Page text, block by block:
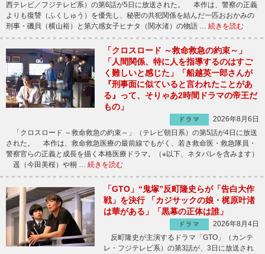
西テレビ／フジテレビ系）の第6話が5日に放送された。 本作は、警察の正義
よりも復讐（ふくしゅう）を優先し、秘密の共犯関係を結んだ一匹おおかみの
刑事・磯貝（横山裕）と第六感女子ヒナタ（関水渚）の物語 … 続きを読む
「クロスロード ～救命救急の約束～」
「人間関係、特に人を指導するのはすご
く難しいと感じた」「船越英一郎さんが
『刑事面に似ていると言われたことがあ
る』って、そりゃあ2時間ドラマの帝王だ
もの」
ドラマ
2026年8月6日
「クロスロード ～救命救急の約束～」（テレビ朝日系）の第5話が4日に放送
された。 本作は、救命救急医療の最前線でもがく、若き救命医・救急隊員・
警察官らの正義と成長を描く本格医療ドラマ。（※以下、ネタバレを含みます）
遥（今田美桜）や桐 … 続きを読む
「GTO」“鬼塚”反町隆史らが「告白大作
戦」を決行 「カジサックの娘・梶原叶渚
は華がある」「黒幕の正体は誰」
ドラマ
2026年8月4日
反町隆史が主演するドラマ「GTO」（カンテ
レ・フジテレビ系）の第3話が、3日に放送され